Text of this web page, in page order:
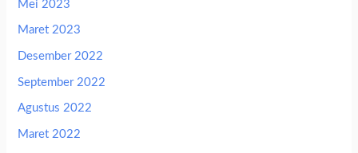
Mei 2023
Maret 2023
Desember 2022
September 2022
Agustus 2022
Maret 2022